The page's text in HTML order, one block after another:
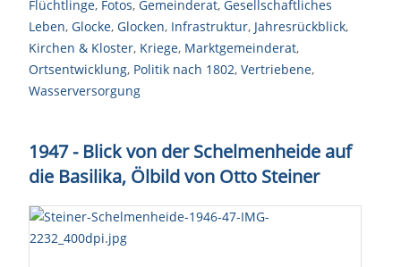
Flüchtlinge, Fotos, Gemeinderat, Gesellschaftliches
Leben, Glocke, Glocken, Infrastruktur, Jahresrückblick,
Kirchen & Kloster, Kriege, Marktgemeinderat,
Ortsentwicklung, Politik nach 1802, Vertriebene,
Wasserversorgung
1947 - Blick von der Schelmenheide auf
die Basilika, Ölbild von Otto Steiner